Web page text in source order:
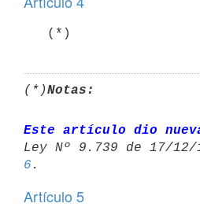
   (*)
(*)Notas:
Este artículo dio
Ley Nº 9.739 de 17/
6
Artículo 5